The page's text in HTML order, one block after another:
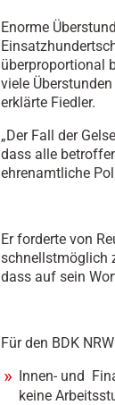
Enorme
überproportional
viele
erklärte Fiedler.
„Der Fall der
dass alle
ehrenamtliche
Er forderte von
schnellstmöglich
dass auf sein
Für den BDK
Innen- und
keine